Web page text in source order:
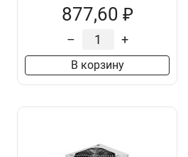
877,60 ₽
– +
В корзину